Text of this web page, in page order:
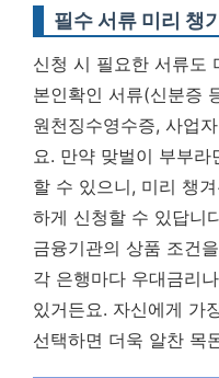
필수 서류 미리 챙
신청 시 필요한 서류도
본인확인 서류(신분증
원천징수영수증, 사업
요. 만약 맞벌이 부부
할 수 있으니, 미리 챙
하게 신청할 수 있답니
금융기관의 상품 조건
각 은행마다 우대금리
있거든요. 자신에게 가
선택하면 더욱 알찬 목